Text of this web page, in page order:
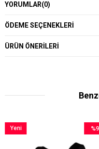
YORUMLAR(0)
ÖDEME SEÇENEKLERI
ÜRÜN ÖNERILERI
İndirim